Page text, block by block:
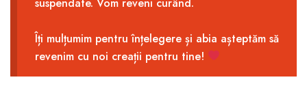
Îți mulțumim pentru înțelegere și abia așteptăm să
revenim cu noi creații pentru tine!